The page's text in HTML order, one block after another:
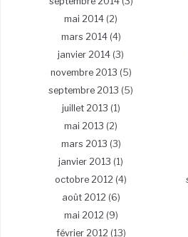
mai 2014 (2)
mars 2014(4)
janvier 2014 (3)
novembre 2013 (5)
septembre 2013 (5)
juillet 2013 (1)
mai 2013 (2)
mars 2013 (3)
janvier 2013 (1)
octobre 2012 (4)
août 2012 (6)
mai 2012 (9)
février 2012 (13)